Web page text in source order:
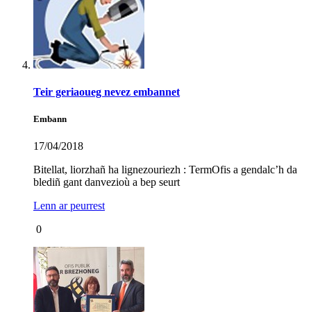
Teir geriaoueg nevez embannet
Embann
17/04/2018
Bitellat, liorzhañ ha lignezouriezh : TermOfis a gendalc’h da
blediñ gant danvezioù a bep seurt
Lenn ar peurrest
0